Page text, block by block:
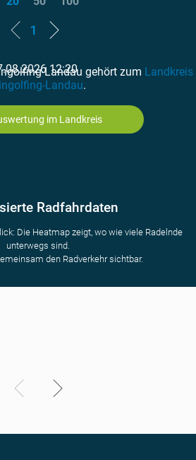
1
12:20
Landau gehört zum Landkreis
Landau.
im Landkreis
Radfahrdaten
Die Heatmap zeigt, wo wie viele Radelnde
unterwegs sind.
den Radverkehr sichtbar.